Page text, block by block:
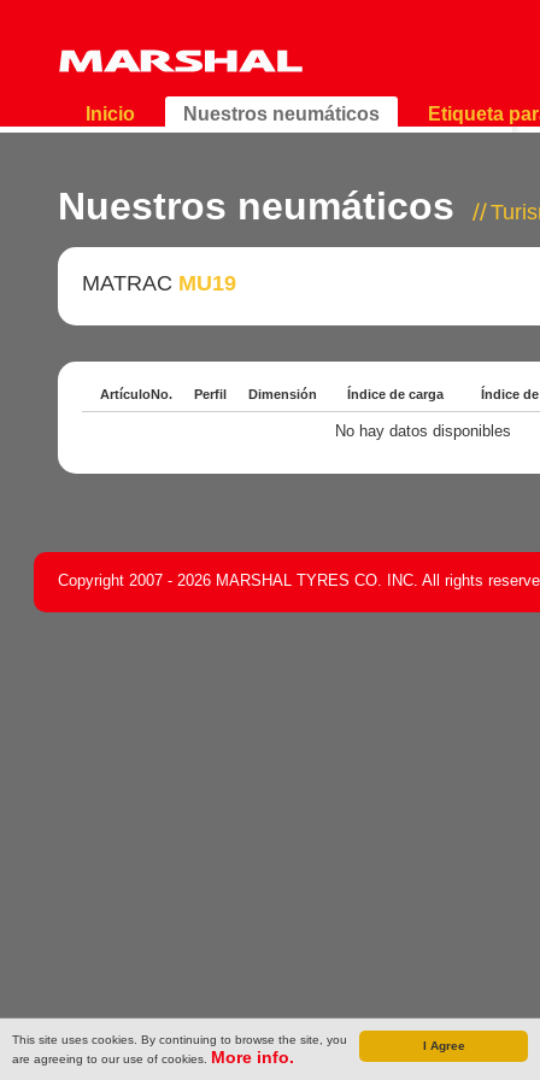
I Agree
This site uses cookies. By continuing to browse the site, you
are agreeing to our use of cookies. More info.
Inicio Nuestros neumáticos Etiqueta
Nuestros neumáticos
MATRAC MU19
ArtículoNo. Perfil Dimensión Índice de carga Índice
No hay datos disponibles
Copyright 2007 - 2026 MARSHAL TYRES CO. INC. All rights